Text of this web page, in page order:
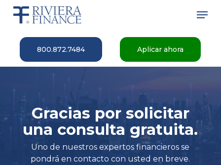
Skip
content
800.872.7484 Aplicar ahora
Gracias por solicitar
una consulta gratuita.
Uno de nuestros expertos financieros se
pondrá en contacto con usted en breve.
Menu